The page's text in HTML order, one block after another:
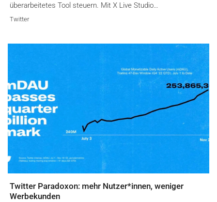
überarbeitetes Tool steuern. Mit X Live Studio…
Twitter
Twitter Paradoxon: mehr Nutzer*innen, weniger
Werbekunden